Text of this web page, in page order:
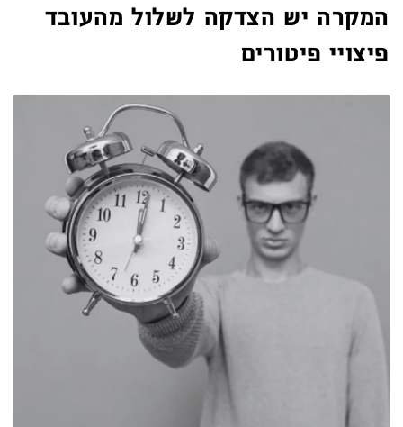
המקרה יש הצדקה לשלול מהעובד
פיצויי פיטורים